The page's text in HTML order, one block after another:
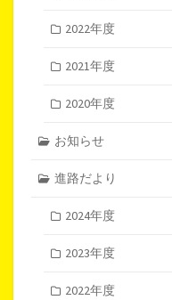
2022年度
2021年度
2020年度
お知らせ
進路だより
2024年度
2023年度
2022年度